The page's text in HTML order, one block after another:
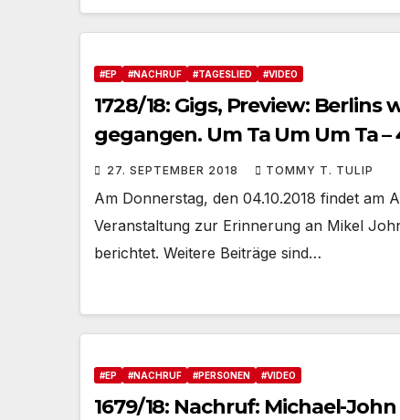
#EP #NACHRUF #TAGESLIED #VIDEO
1728/18: Gigs, Preview:
gegangen. Um Ta Um Um Ta
Fischbeck
27. SEPTEMBER 2018 TOMMY T. TULIP
Am Donnerstag, den 04.10.2018 findet am
Veranstaltung zur Erinnerung an Mikel
berichtet. Weitere Beiträge sind…
#EP #NACHRUF #PERSONEN #VIDEO
1679/18: Nachruf: Michael-